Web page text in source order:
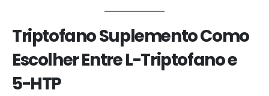
Triptofano Suplemento Como
Escolher Entre L-Triptofano e
5-HTP